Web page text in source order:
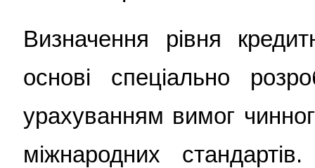
Визначення рівня
основі спеціально
урахуванням вимог
міжнародних